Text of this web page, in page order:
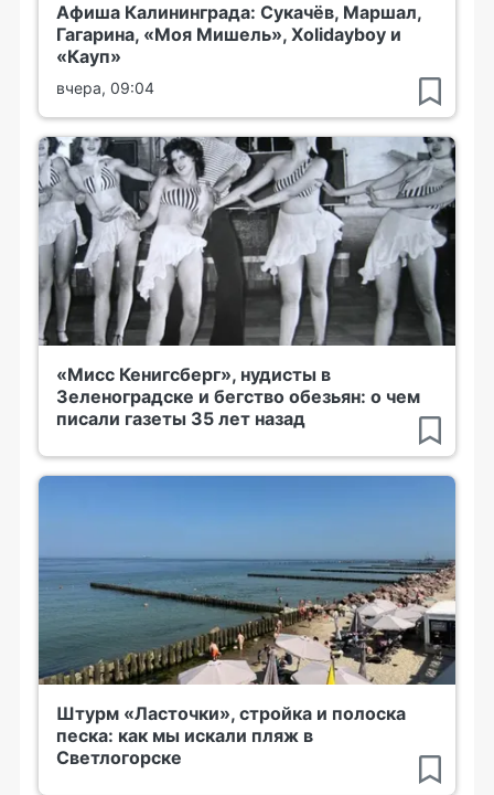
Афиша Калининграда: Сукачёв, Маршал,
Гагарина, «Моя Мишель», Xolidayboy и
«Кауп»
вчера, 09:04
«Мисс Кенигсберг», нудисты в
Зеленоградске и бегство обезьян: о чем
писали газеты 35 лет назад
Штурм «Ласточки», стройка и полоска
песка: как мы искали пляж в
Светлогорске